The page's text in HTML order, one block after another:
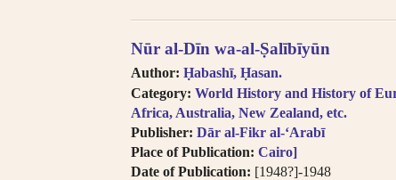
Nūr al-Dīn wa-al-Ṣalībīyūn
Author: Ḥabashī, Ḥasan.
Category: World History and History of
Africa, Australia, New Zealand, etc.
Publisher: Dār al-Fikr al-ʻArabī
Place of Publication: Cairo]
Date of Publication: [1948?]-1948